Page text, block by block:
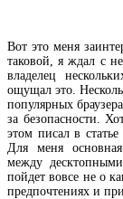
Вот это меня
таковой, я ждал с
владелец
ощущал это.
популярных
за безопасности.
этом писал в статье
Для меня
между
пойдет вовсе не о
предпочтениях и